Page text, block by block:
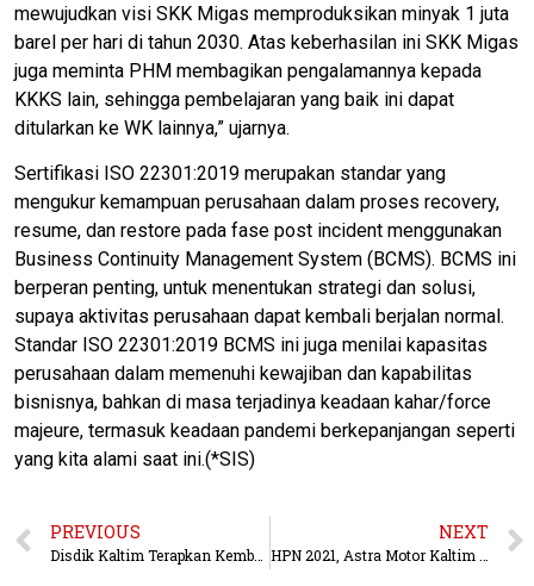
mewujudkan visi SKK Migas memproduksikan minyak 1 juta
barel per hari di tahun 2030. Atas keberhasilan ini SKK Migas
juga meminta PHM membagikan pengalamannya kepada
KKKS lain, sehingga pembelajaran yang baik ini dapat
ditularkan ke WK lainnya,” ujarnya.
Sertifikasi ISO 22301:2019 merupakan standar yang
mengukur kemampuan perusahaan dalam proses recovery,
resume, dan restore pada fase post incident menggunakan
Business Continuity Management System (BCMS). BCMS ini
berperan penting, untuk menentukan strategi dan solusi,
supaya aktivitas perusahaan dapat kembali berjalan normal.
Standar ISO 22301:2019 BCMS ini juga menilai kapasitas
perusahaan dalam memenuhi kewajiban dan kapabilitas
bisnisnya, bahkan di masa terjadinya keadaan kahar/force
majeure, termasuk keadaan pandemi berkepanjangan seperti
yang kita alami saat ini.(*SIS)
PREVIOUS NEXT